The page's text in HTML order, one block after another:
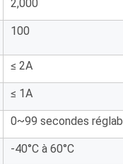
2,000
100
≤ 2A
≤ 1A
0~99 secondes
-40°C à 60°C